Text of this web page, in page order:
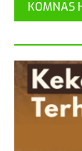
KOMNAS